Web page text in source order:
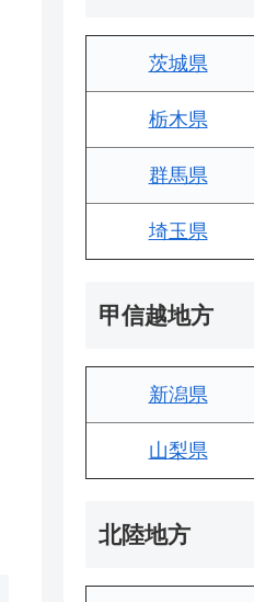
茨城県
栃木県
群馬県
埼玉県
甲信越地方
新潟県
山梨県
北陸地方